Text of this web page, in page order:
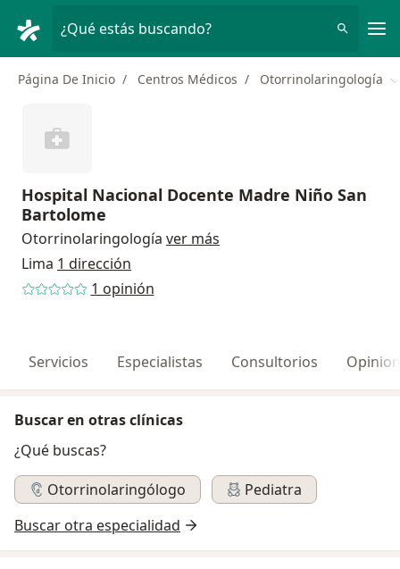
¿Qué estás buscando?
Página De Inicio Centros Médicos Otorrinolaringología
Hospital Nacional Docente Madre Niño San
Bartolome
Otorrinolaringología ver más
Lima 1 dirección
1 opinión
Servicios Especialistas Consultorios
Buscar en otras clínicas
¿Qué buscas?
Otorrinolaringólogo
Pediatra
Buscar otra especialidad